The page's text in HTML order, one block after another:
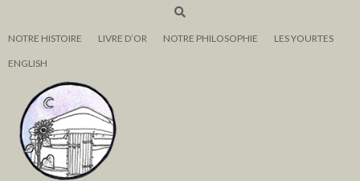
NOTRE HISTOIRE LIVRE D’OR NOTRE PHILOSOPHIE LES YOURTES
ENGLISH